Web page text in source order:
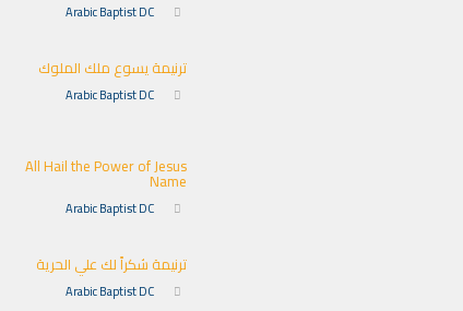
Arabic Baptist DC
ترنيمة يسوع ملك الملوك
Arabic Baptist DC
All Hail the Power of Jesus
Name
Arabic Baptist DC
ترنيمة شكراً لك علي الحرية
Arabic Baptist DC